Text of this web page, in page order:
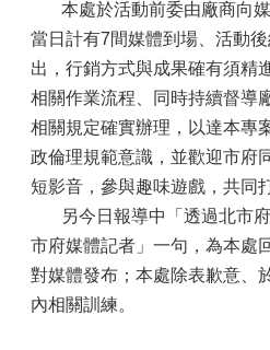
本處於活動前委由廠商向媒
當日計有7間媒體到場、活動
出，行銷方式與成果確有須精
相關作業流程、同時持續督導
相關規定確實辦理，以達本專
政倫理規範意識，並歡迎市府
短影音，參與趣味遊戲，共同
另今日報導中「透過北市府
市府媒體記者」一句，為本處
對媒體發布；本處除表歉意、
內相關訓練。